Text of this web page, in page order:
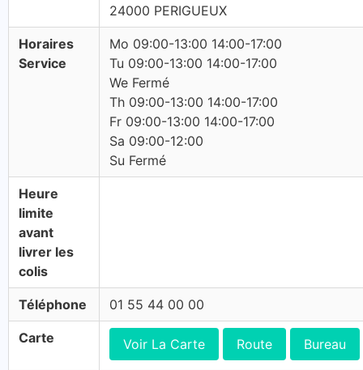
24000 PERIGUEUX
Horaires
Service
Mo 09:00-13:00 14:00-17:00
Tu 09:00-13:00 14:00-17:00
We Fermé
Th 09:00-13:00 14:00-17:00
Fr 09:00-13:00 14:00-17:00
Sa 09:00-12:00
Su Fermé
Heure
limite
avant
livrer les
colis
Téléphone 01 55 44 00 00
Carte Voir La Carte Route Bureau